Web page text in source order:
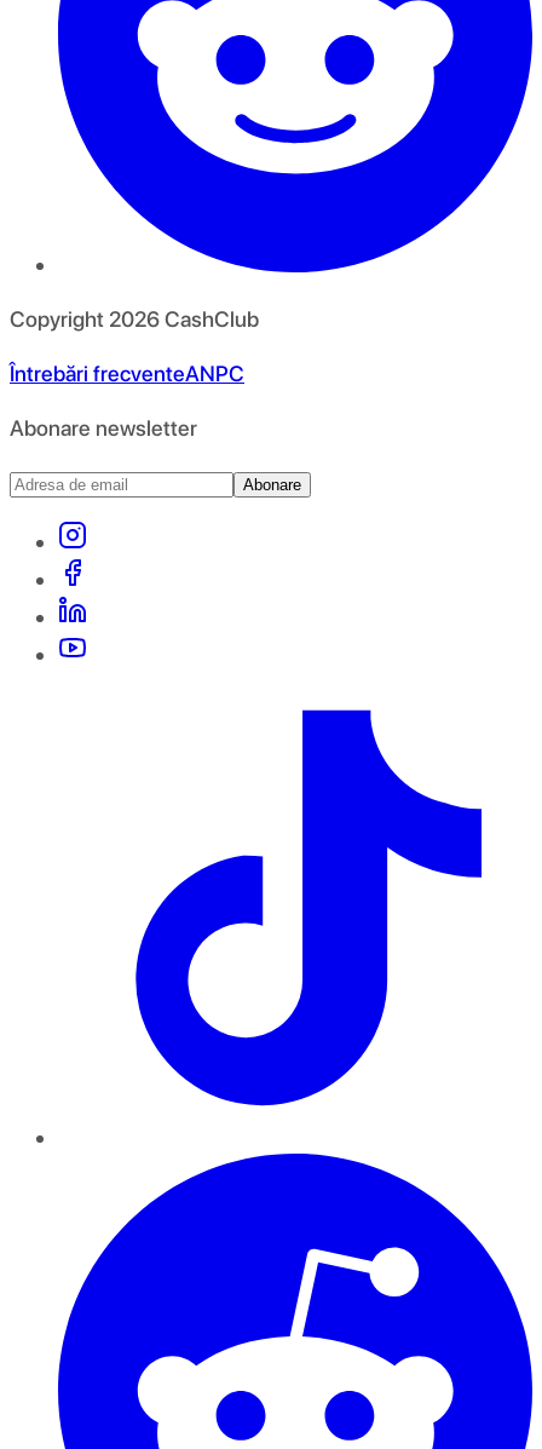
Copyright 2026CashClub
Întrebări frecventeANPC
Abonare newsletter
Abonare